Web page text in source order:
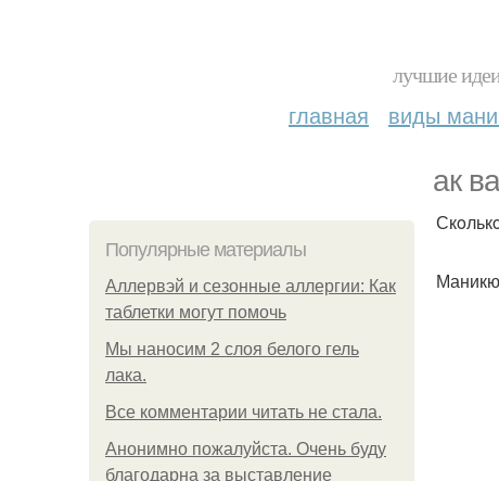
лучшие
главная виды
aк
Популярные материалы
Аллервэй и сезонные аллергии: Как
таблетки могут помочь
Мы наносим 2 слоя белого гель
лака.
Все комментарии читать не стала.
Анонимно пожалуйста. Очень буду
благодарна за выставление